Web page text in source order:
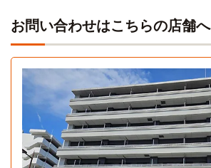
1Kタイプ
1K 23.7㎡〜23.7㎡
お問い合わせはこちらの店舗へ